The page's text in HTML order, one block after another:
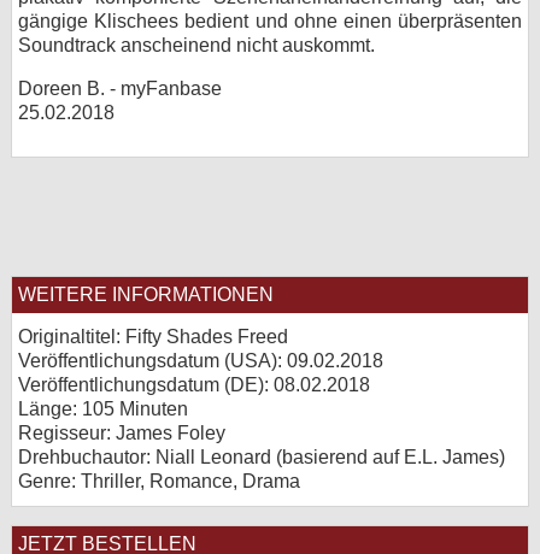
gängige Klischees bedient und ohne einen überpräsenten
Soundtrack anscheinend nicht auskommt.
Doreen B. - myFanbase
25.02.2018
WEITERE INFORMATIONEN
Originaltitel: Fifty Shades Freed
Veröffentlichungsdatum (USA): 09.02.2018
Veröffentlichungsdatum (DE): 08.02.2018
Länge: 105 Minuten
Regisseur: James Foley
Drehbuchautor: Niall Leonard (basierend auf E.L. James)
Genre: Thriller, Romance, Drama
JETZT BESTELLEN